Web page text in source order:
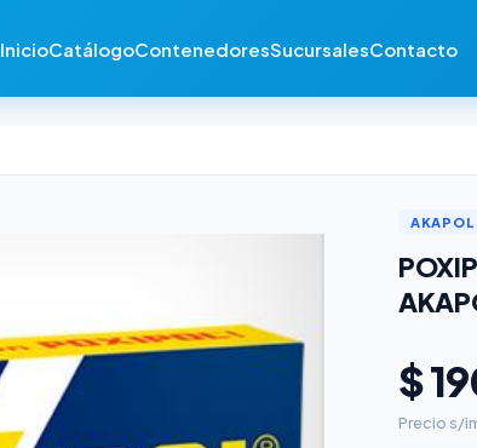
InicioCatálogoContenedoresSucursalesContacto
AKAPOL
$
Precio s/